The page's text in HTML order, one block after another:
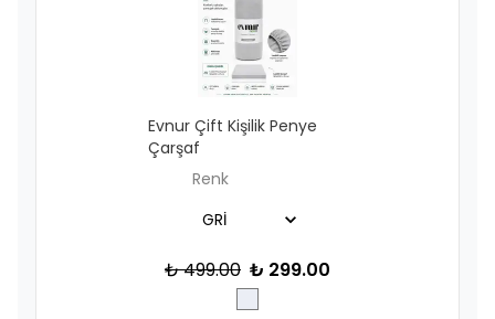
Evnur Çift Kişilik Penye
Çarşaf
Renk
₺ 499.00 ₺ 299.00